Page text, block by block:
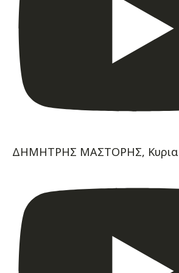
ΔΗΜΗΤΡΗΣ ΜΑΣΤΟΡΗΣ,